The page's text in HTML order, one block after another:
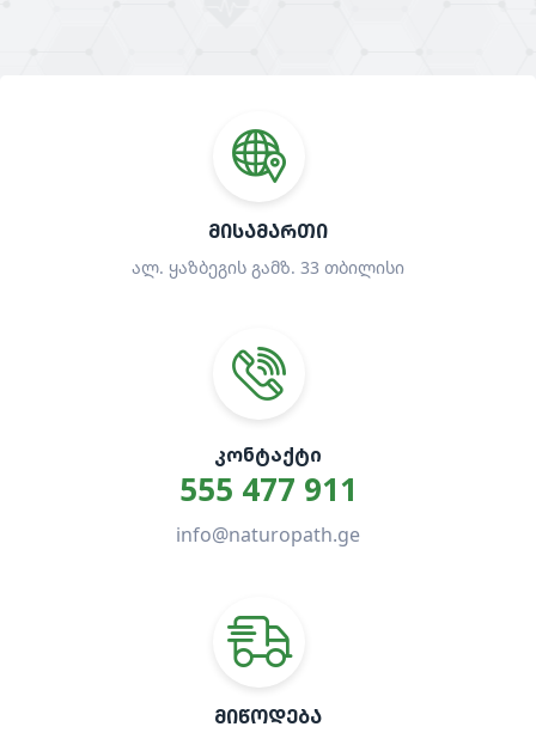
ᲛᲘᲡᲐᲛᲐᲠᲗᲘ
ალ. ყაზბეგის გამზ. 33 თბილისი
ᲙᲝᲜᲢᲐᲥᲢᲘ
555 477 911
info@naturopath.ge
ᲛᲘᲬᲝᲓᲔᲑᲐ